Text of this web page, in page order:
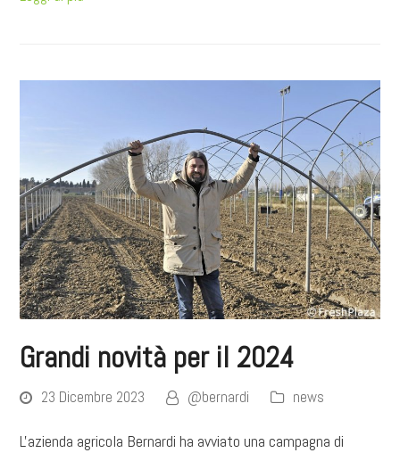
Grandi novità per il 2024
23 Dicembre 2023 @bernardi news
L'azienda agricola Bernardi ha avviato una campagna di